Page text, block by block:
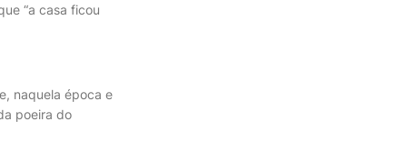
“a casa ficou
naquela época e
poeira do